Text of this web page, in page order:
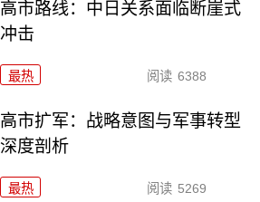
高市路线：中日关系面临断崖式
冲击
最热 阅读 6388
高市扩军：战略意图与军事转型
深度剖析
最热 阅读 5269